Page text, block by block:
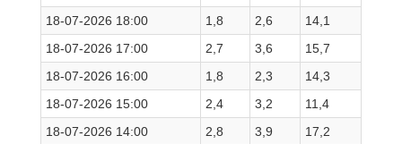
18-07-2026 18:00
1,8 2,6
14,1
18-07-2026 17:00
2,7 3,6
15,7
18-07-2026 16:00
1,8 2,3
14,3
18-07-2026 15:00
2,4 3,2
11,4
18-07-2026 14:00
2,8 3,9
17,2